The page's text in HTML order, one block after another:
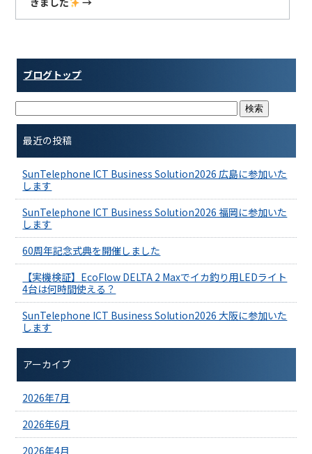
ブログトップ
最近の投稿
SunTelephone ICT Business Solution2026 広島に参加いた
します
SunTelephone ICT Business Solution2026 福岡に参加いた
します
60周年記念式典を開催しました
【実機検証】EcoFlow DELTA 2 Maxでイカ釣り用LEDライト
4台は何時間使える？
SunTelephone ICT Business Solution2026 大阪に参加いた
します
アーカイブ
2026年7月
2026年6月
2026年4月